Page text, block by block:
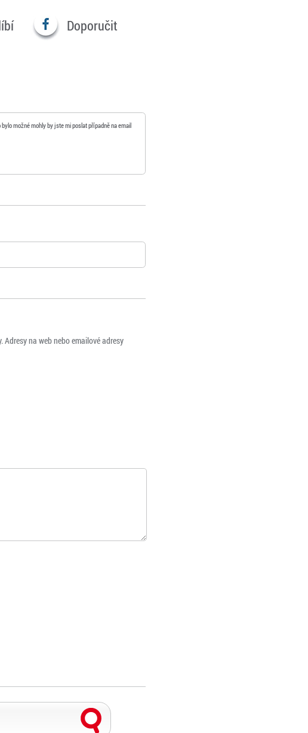
Doporučit
možné mohly by jste mi poslat případně na email
na web nebo emailové adresy